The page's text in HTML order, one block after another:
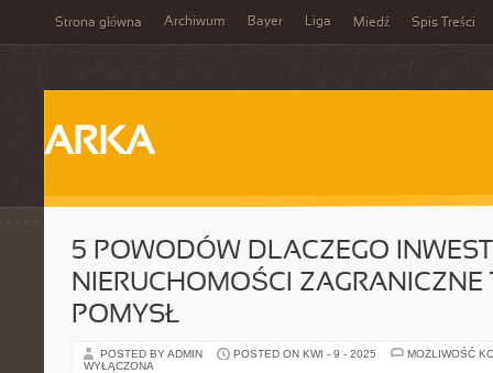
Strona główna Archiwum Bayer Liga Miedź Spis Treści
ARKA
5 POWODÓW DLACZEGO
NIERUCHOMOŚCI ZAGRANICZNE
POMYSŁ
POSTED BY ADMIN POSTED ON KWI - 9 - 2025
MOŻLIWOŚĆ
WYŁĄCZONA